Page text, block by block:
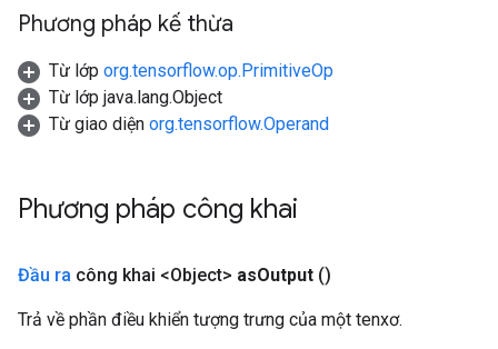
Phương pháp kế thừa
Từ lớp org.tensorflow.op.PrimitiveOp
Từ lớp java.lang.Object
Từ giao diện org.tensorflow.Operand
Phương pháp công khai
Đầu ra công khai <Object> asOutput ()
Trả về phần điều khiển tượng trưng của một tenxơ.